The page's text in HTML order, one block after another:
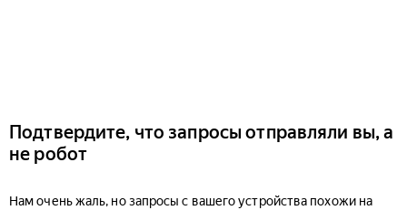
Подтвердите, что запросы отправляли вы, а
не робот
Нам очень жаль, но запросы с вашего устройства похожи на